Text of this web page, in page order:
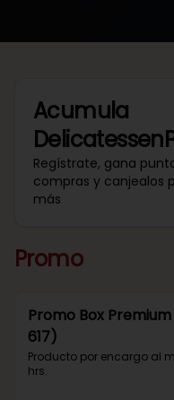
Acumula
Regístrate, gana
compras y canjealos
más
Promo
Promo Box
617)
Producto por encargo al
hrs.